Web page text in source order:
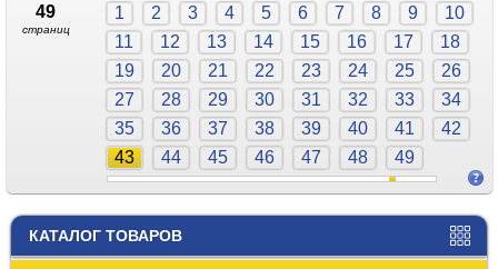
КАТАЛОГ ТОВАРОВ
49
страниц
1 2 3 4 5 6 7 8 9
10
11
12 13 14 15 16 17
18
19
20 21 22 23 24 25
26
27
28 29 30 31 32 33
34
35
36 37 38 39 40 41
42
43
44 45 46 47 48 49